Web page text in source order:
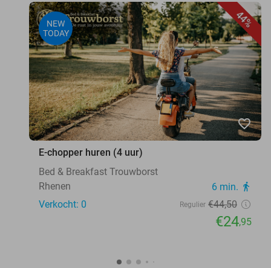
44%
NEW
TODAY
favorite_border
E-chopper huren (4 uur)
Bed & Breakfast Trouwborst
Rhenen
6 min. directions_walk
Verkocht: 0 Regulier €44,50
€24,95